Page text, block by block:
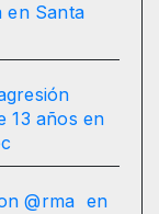
en Santa
13 años en
@rma en